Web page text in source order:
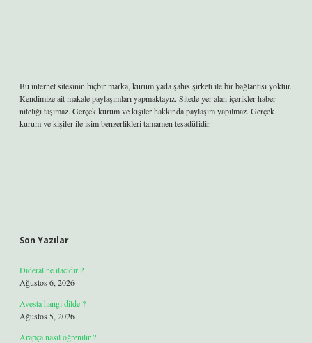
Bu internet sitesinin hiçbir marka, kurum yada şahıs şirketi ile bir bağlantısı yoktur.
Kendimize ait makale paylaşımları yapmaktayız. Sitede yer alan içerikler haber
niteliği taşımaz. Gerçek kurum ve kişiler hakkında paylaşım yapılmaz. Gerçek
kurum ve kişiler ile isim benzerlikleri tamamen tesadüfidir.
Son Yazılar
Dideral ne ilacıdır ?
Ağustos 6, 2026
Avesta hangi dilde ?
Ağustos 5, 2026
Arapça nasıl öğrenilir ?